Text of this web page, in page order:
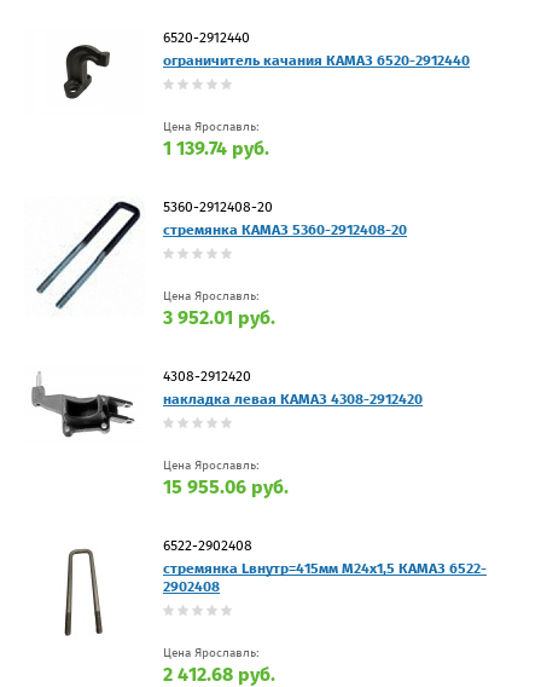
6520-2912440
ограничитель качания КАМАЗ 6520-2912440
Цена Ярославль:
1 139.74 руб.
5360-2912408-20
стремянка КАМАЗ 5360-2912408-20
Цена Ярославль:
3 952.01 руб.
4308-2912420
накладка левая КАМАЗ 4308-2912420
Цена Ярославль:
15 955.06 руб.
6522-2902408
стремянка Lвнутр=415мм М24х1,5 КАМАЗ 6522-
2902408
Цена Ярославль:
2 412.68 руб.